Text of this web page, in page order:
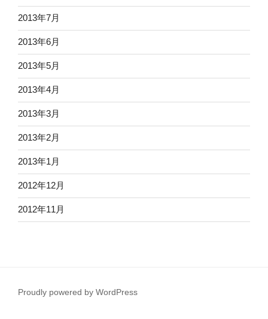
2013年7月
2013年6月
2013年5月
2013年4月
2013年3月
2013年2月
2013年1月
2012年12月
2012年11月
Proudly powered by WordPress